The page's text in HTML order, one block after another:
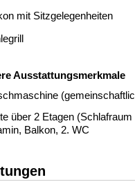
mit Sitzgelegenheiten
Ausstattungsmerkmale
über 2 Etagen
Balkon, 2. WC